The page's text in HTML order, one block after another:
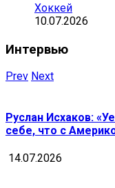
Хоккей
10.07.2026
Интервью
Prev Next
Руслан Исхаков:
себе, что с
14.07.2026